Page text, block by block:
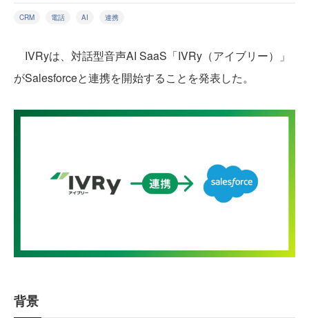
CRM 電話 AI 連携
IVRyは、対話型音声AI SaaS「IVRy（アイブリー）」
がSalesforceと連携を開始することを発表した。
背景